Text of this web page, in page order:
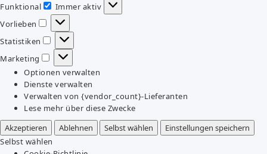
Funktional
Funktional
Immer aktiv
Vorlieben
Vorlieben
Statistiken
Statistiken
Marketing
Marketing
Optionen verwalten
Dienste verwalten
Verwalten von {vendor_count}-Lieferanten
Lese mehr über diese Zwecke
Akzeptieren
Ablehnen Selbst wählen
Einstellungen speichern
Selbst wählen